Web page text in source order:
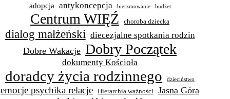
adopcja antykoncepcja bierzmowanie budżet
Centrum WIĘŹ choroba dziecka
dialog małżeński diecezjalne spotkania rodzin
Dobre Wakacje Dobry Początek
dokumenty Kościoła
doradcy życia rodzinnego dzieciństwo
emocje psychika relacje Hierarchia ważności Jasna Góra